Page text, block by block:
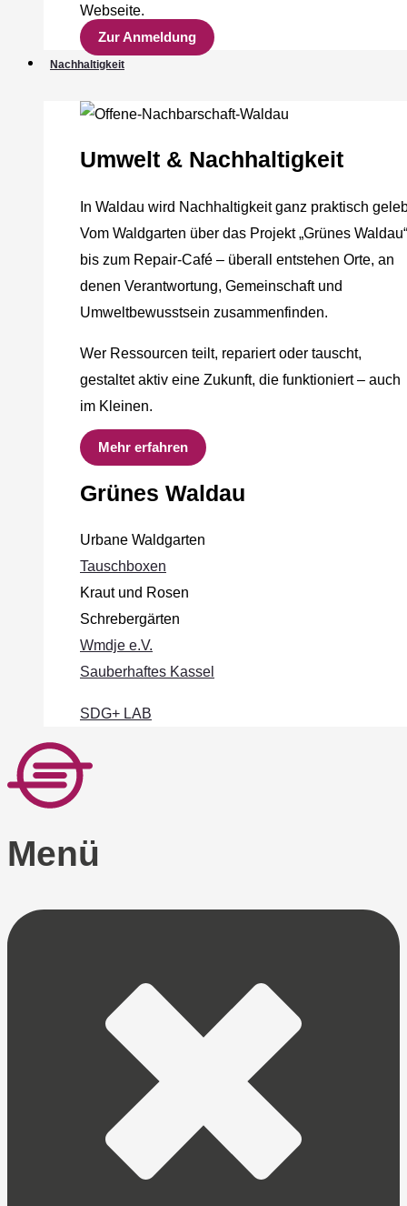
Webseite.
Zur Anmeldung
Nachhaltigkeit
Umwelt & Nachhaltigkeit
In Waldau wird Nachhaltigkeit ganz praktisch
Vom Waldgarten über das Projekt „Grünes Waldau“
bis zum Repair-Café – überall entstehen Orte, an
denen Verantwortung, Gemeinschaft und
Umweltbewusstsein zusammenfinden.
Wer Ressourcen teilt, repariert oder tauscht,
gestaltet aktiv eine Zukunft, die funktioniert – auch
im Kleinen.
Mehr erfahren
Grünes Waldau
Urbane Waldgarten
Tauschboxen
Kraut und Rosen
Schrebergärten
Wmdje e.V.
Sauberhaftes Kassel
SDG+ LAB
Menü